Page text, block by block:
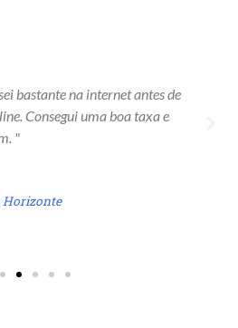
bastante na internet antes de
Consegui uma boa taxa e
"
Horizonte